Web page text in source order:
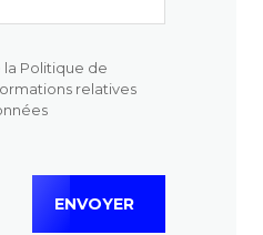
la Politique de
relatives
ENVOYER